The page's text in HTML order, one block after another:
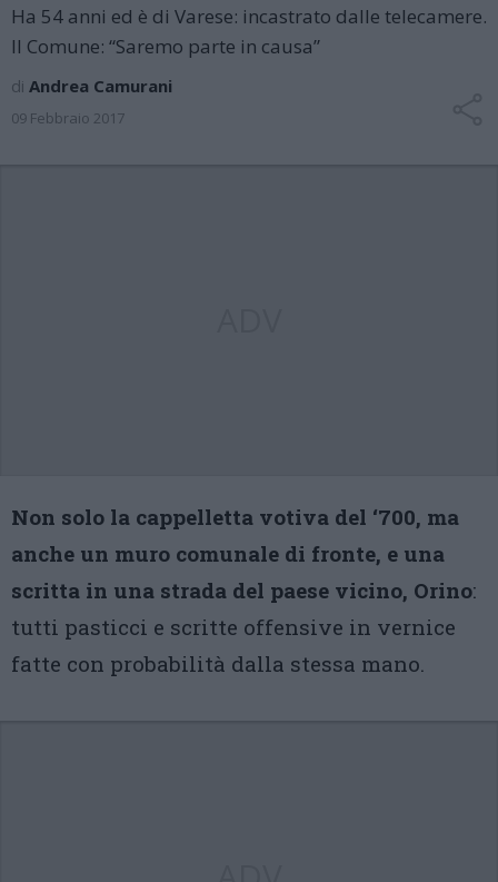
Ha 54 anni ed è di Varese: incastrato dalle telecamere.
Il Comune: “Saremo parte in causa”
di Andrea Camurani
09 Febbraio 2017
Non solo la cappelletta votiva del ‘700, ma
anche un muro comunale di fronte, e una
scritta in una strada del paese vicino, Orino:
tutti pasticci e scritte offensive in vernice
fatte con probabilità dalla stessa mano.